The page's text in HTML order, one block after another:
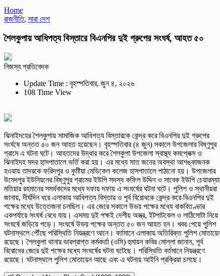
Home
রাজনীতি, সারা দেশ
শৈলকুপায় আধিপত্য বিস্তারে বিএনপির দুই গ্রুপের সংঘর্ষ, আহত ৫০
নিজস্ব প্রতিবেদক
Update Time : বৃহস্পতিবার, জুন ৪, ২০২৬
108 Time View
ঝিনাইদহের শৈলকুপায় সামাজিক আধিপত্য বিস্তারকে কেন্দ্র করে বিএনপির দুই গ্রুপের
সংর্ঘষে অন্তত ৫০ জন আহত হয়েছেন। বৃহস্পতিবার (৪ জুন) সকালে উপজেলার বিষ্ণুপুর
গ্রামে এ ঘটনা ঘটে। আহতদের উদ্ধার করে শৈলকুপা উপজেলা স্বাস্থ্য কমপ্লেক্স ও
ঝিনাইদহ সদর হাসপাতালে ভর্তি করা হয়। এর মধ্যে সাত জনের অবস্থা আশঙ্কাজনক
হওয়ায় তাদরকে ফরিদপুর ও কুষ্টিয়া মেডিকেল কলেজ হাসপাতালে পাঠানো হয়। উপজেলার
উমেদপুর ইউনিয়নের বিষ্ণুপুর গ্রামের ইউপি সদস্য কফিল উদ্দিন ও সাবেক ইউপি
মতিয়ার রহমানের সমর্থকদের মধ্যে দফায় দফায় এ সংঘর্ষের ঘটনা ঘটে। পুলিশ ও স্থানীয়রা
জানায়, দীর্ঘদিন ধরে এলাকায় আধিপত্য বিস্তার ও পূর্ব বিরোধকে কেন্দ্র করে বিএনপির দুই
পক্ষের মধ্যে উত্তেজনা চলছিল। এর জেরে সকালে উভয় পক্ষের মধ্যে বাকবিতণ্ডার
একপর্যায়ে সংঘর্ষ বেধে যায়। এসময় দুই পক্ষই দেশীয় অস্ত্র, ইটপাটকেল ও লাঠিসোটা নিয়ে
সংঘর্ষে জড়িয়ে পড়ে। সংঘর্ষে উভয় পক্ষের অন্তত ৫০ জন আহত হন। খবর পেয়ে পুলিশ
ঘটনাস্থলে পৌঁছে পরিস্থিতি নিয়ন্ত্রণে আনে। বর্তমানে এলাকায় অতিরিক্ত পুলিশ
রয়েছে। শৈলকুপা থানার ভারপ্রাপ্ত কর্মকর্তা (ওসি) হুমায়ন কবির মোল্লা জানান, পূর্ব
বিরোধের জেরে দুই পক্ষের মধ্যে সংঘর্ষের ঘটনা ঘটেছে। পরিস্থিতি বর্তমানে নিয়ন্ত্রণে
রয়েছে। ঘটনাস্থলে পুলিশ মোতায়েন আছে এবং এ ঘটনায় আইনি প্রক্রিয়া চলছে।